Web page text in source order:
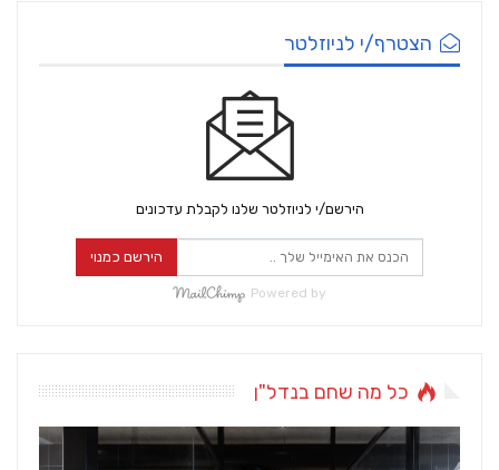
הצטרף/י לניוזלטר
הירשם/י לניוזלטר שלנו לקבלת עדכונים
הירשם כמנוי
Powered by
כל מה שחם בנדל"ן